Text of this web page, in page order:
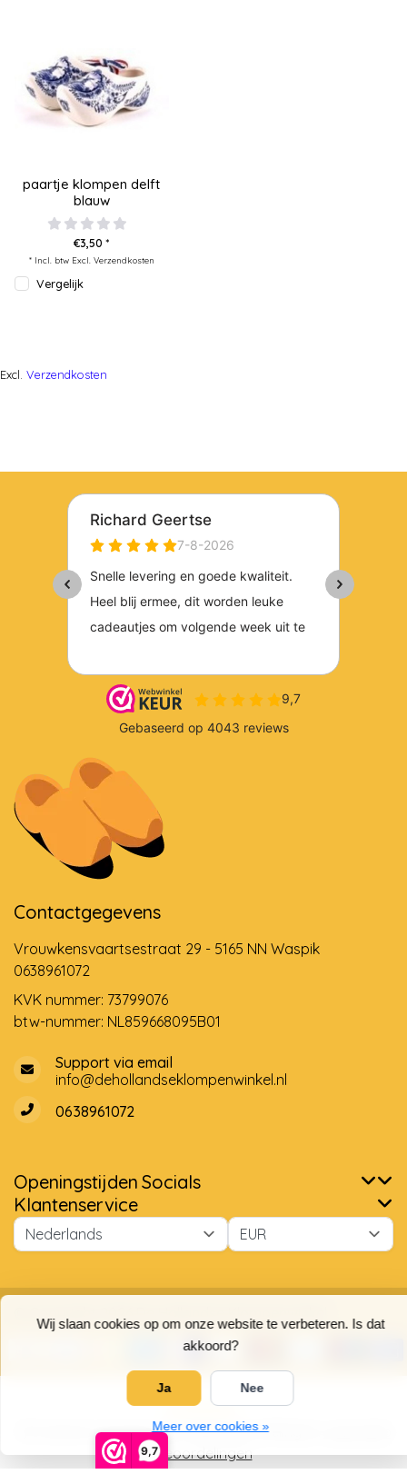
9,7
Wij slaan cookies op om onze website te verbeteren. Is dat
akkoord?
paartje klompen delft
blauw
€3,50 *
* Incl. btw Excl. Verzendkosten
Vergelijk
Excl. Verzendkosten
Contactgegevens
Vrouwkensvaartsestraat 29 - 5165 NN Waspik
0638961072
KVK nummer: 73799076
btw-nummer: NL859668095B01
Support via email
info@dehollandseklompenwinkel.nl
0638961072
Openingstijden Socials
Klantenservice
sterren op basis van4025beoordelingen.
beoordelingen